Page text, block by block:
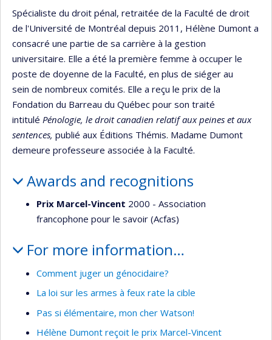
Spécialiste du droit pénal, retraitée de la Faculté de droit
de l'Université de Montréal depuis 2011, Hélène Dumont a
consacré une partie de sa carrière à la gestion
universitaire. Elle a été la première femme à occuper le
poste de doyenne de la Faculté, en plus de siéger au
sein de nombreux comités. Elle a reçu le prix de la
Fondation du Barreau du Québec pour son traité
intitulé Pénologie, le droit canadien relatif aux peines et aux
sentences, publié aux Éditions Thémis. Madame Dumont
demeure professeure associée à la Faculté.
Awards and recognitions
Prix Marcel-Vincent 2000 - Association
francophone pour le savoir (Acfas)
For more information…
Comment juger un génocidaire?
La loi sur les armes à feux rate la cible
Pas si élémentaire, mon cher Watson!
Hélène Dumont reçoit le prix Marcel-Vincent